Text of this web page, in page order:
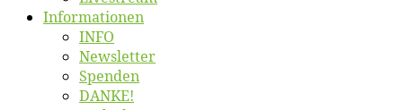
Informatio­nen
INFO
News­let­ter
Spen­den
DANKE!